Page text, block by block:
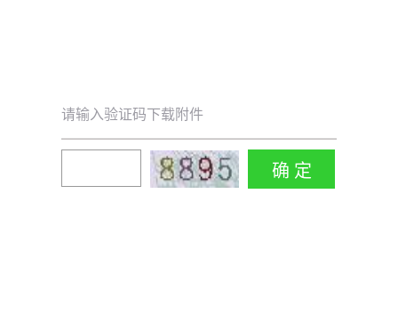
请输入验证码下载附件